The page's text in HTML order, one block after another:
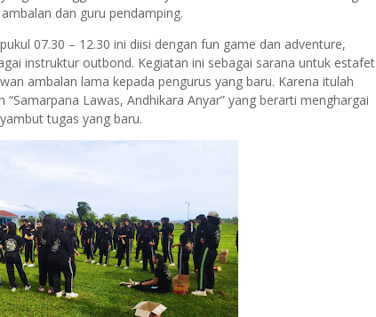
dan guru pendamping.
07.30 – 12.30 ini diisi dengan fun game dan adventure,
instruktur outbond. Kegiatan ini sebagai sarana untuk estafet
ambalan lama kepada pengurus yang baru. Karena itulah
Lawas, Andhikara Anyar” yang berarti menghargai
tugas yang baru.